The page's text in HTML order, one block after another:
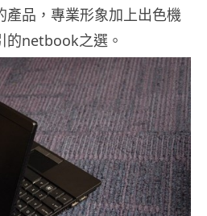
產品，專業形象加上出色機
的netbook之選。